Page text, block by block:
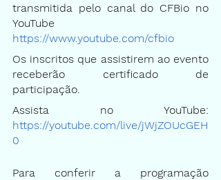
transmitida pelo canal do CFBio no
YouTube
https://www.youtube.com/cfbio
Os inscritos que assistirem ao evento
receberão certificado de
participação.
Assista no YouTube:
https://youtube.com/live/jWjZOUcGEH
0
Para conferir a programação